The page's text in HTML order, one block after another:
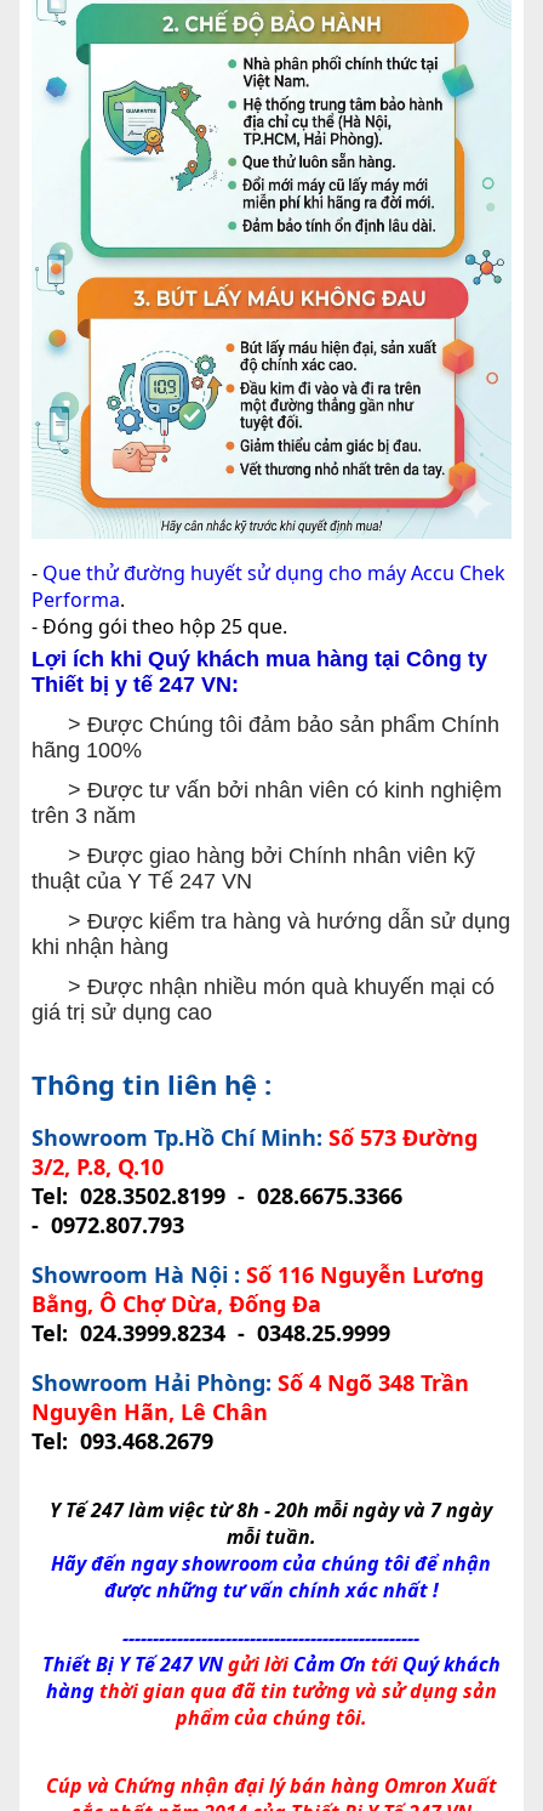
- Que thử đường huyết sử dụng cho máy Accu Chek
Performa.
- Đóng gói theo hộp 25 que.
Lợi ích khi Quý khách mua hàng tại Công ty
Thiết bị y tế 247 VN:
> Được Chúng tôi đảm bảo sản phẩm Chính
hãng 100%
> Được tư vấn bởi nhân viên có kinh nghiệm
trên 3 năm
> Được giao hàng bởi Chính nhân viên kỹ
thuật của Y Tế 247 VN
> Được kiểm tra hàng và hướng dẫn sử dụng
khi nhận hàng
> Được nhận nhiều món quà khuyến mại có
giá trị sử dụng cao
Thông tin liên hệ :
Showroom Tp.Hồ Chí Minh: Số 573 Đường
3/2, P.8, Q.10
Tel: 028.3502.8199- 028.6675.3366
- 0972.807.793
Showroom Hà Nội : Số 116 Nguyễn Lương
Bằng, Ô Chợ Dừa, Đống Đa
Tel: 024.3999.8234- 0348.25.9999
Showroom Hải Phòng: Số 4 Ngõ 348 Trần
Nguyên Hãn, Lê Chân
Tel: 093.468.2679
Y Tế 247 làm việc từ 8h - 20h mỗi ngày và 7 ngày
mỗi tuần.
Hãy đến ngay showroom của chúng tôi để nhận
được những tư vấn chính xác nhất !
-------------------------------------------------
Thiết Bị Y Tế 247 VNgửi lời Cảm Ơn tới Quý khách
hàngthời gian qua đã tin tưởng và sử dụng sản
phẩm của chúng tôi.
Cúp và Chứng nhận đại lý bán hàng Omron Xuất